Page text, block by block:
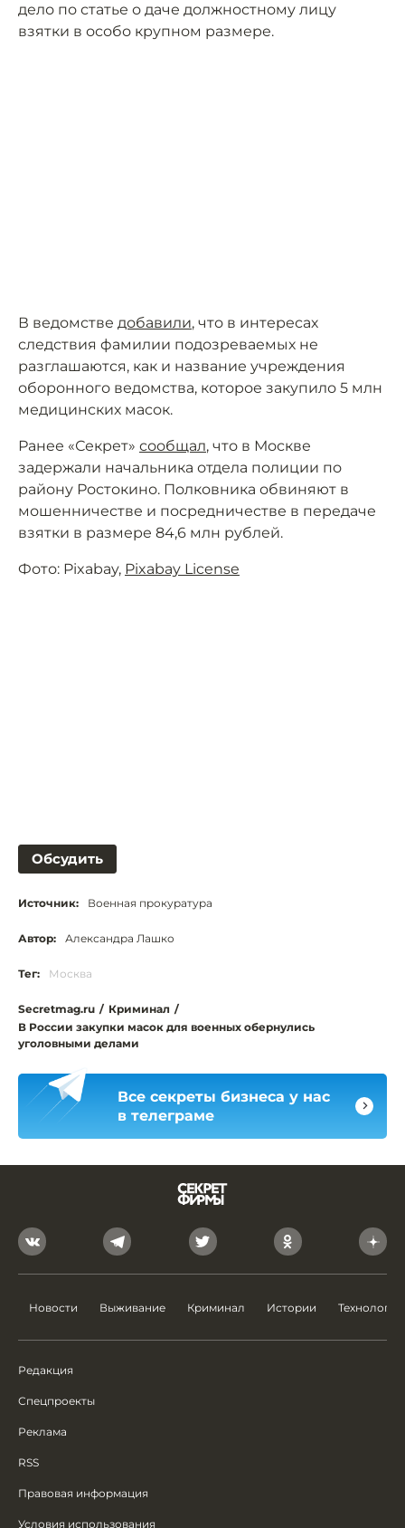
дело по статье о даче должностному лицу
взятки в особо крупном размере.
В ведомстве добавили, что в интересах
следствия фамилии подозреваемых не
разглашаются, как и название учреждения
оборонного ведомства, которое закупило 5 млн
медицинских масок.
Ранее «Секрет» сообщал, что в Москве
задержали начальника отдела полиции по
району Ростокино. Полковника обвиняют в
мошенничестве и посредничестве в передаче
взятки в размере 84,6 млн рублей.
Фото: Pixabay, Pixabay License
Обсудить
Источник: Военная прокуратура
Автор: Александра Лашко
Тег: Москва
Secretmag.ru / Криминал /
В России закупки масок для военных обернулись
уголовными делами
Все секреты бизнеса у нас
в телеграме
Новости Выживание Криминал Истории Технологии
Редакция
Спецпроекты
Реклама
RSS
Правовая информация
Условия использования